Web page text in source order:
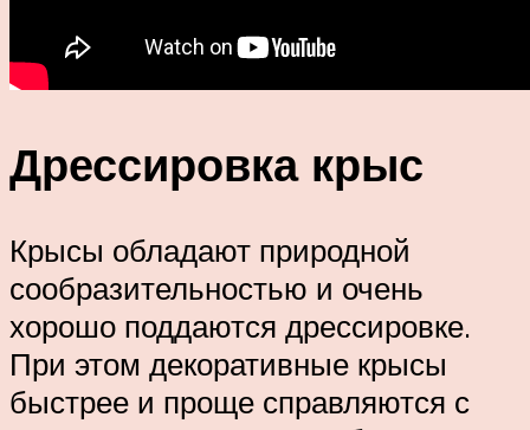
Дрессировка крыс
Крысы обладают природной
сообразительностью и очень
хорошо поддаются дрессировке.
При этом декоративные крысы
быстрее и проще справляются с